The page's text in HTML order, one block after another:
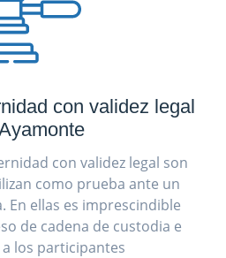
con validez legal
con validez legal son
como prueba ante un
En ellas es imprescindible
de cadena de custodia e
los participantes